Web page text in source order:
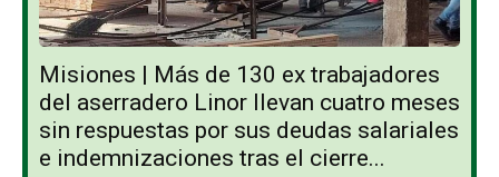
Misiones | Más de 130 ex trabajadores
del aserradero Linor llevan cuatro meses
sin respuestas por sus deudas salariales
e indemnizaciones tras el cierre...